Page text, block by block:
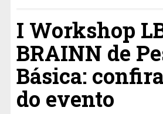
I Workshop
BRAINN de
Básica:
do evento